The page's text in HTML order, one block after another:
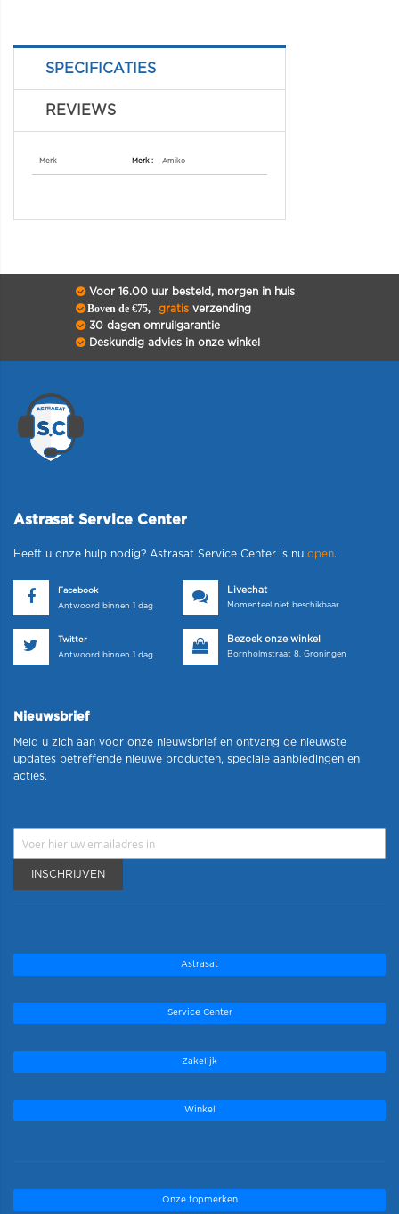
SPECIFICATIES
REVIEWS
Merk
Amiko
Voor 16.00 uur besteld, morgen in huis
Boven de €75,- gratisverzending
30 dagen omruilgarantie
Deskundig advies in onze winkel
Astrasat Service Center
Heeft u onze hulp nodig? Astrasat Service Center is nu open.
Facebook
Antwoord binnen 1 dag
Livechat
Momenteel niet beschikbaar
Twitter
Antwoord binnen 1 dag
Bezoek onze winkel
Bornholmstraat 8, Groningen
Nieuwsbrief
Meld u zich aan voor onze nieuwsbrief en ontvang de nieuwste
updates betreffende nieuwe producten, speciale aanbiedingen en
acties.
INSCHRIJVEN
Astrasat
Service Center
Zakelijk
Winkel
Onze topmerken